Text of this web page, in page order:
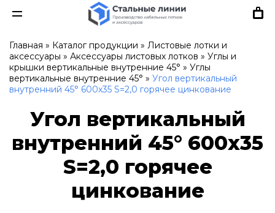
Главная » Каталог продукции » Листовые лотки и
аксессуары » Аксессуары листовых лотков » Углы и
крышки вертикальные внутренние 45° » Углы
вертикальные внутренние 45° » Угол вертикальный
внутренний 45° 600х35 S=2,0 горячее цинкование
Угол вертикальный
внутренний 45° 600х35
S=2,0 горячее
цинкование